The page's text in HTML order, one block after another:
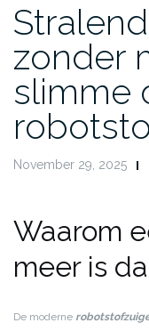
zonder
slimme
November 29, 2025
Waarom
meer is
De moderne